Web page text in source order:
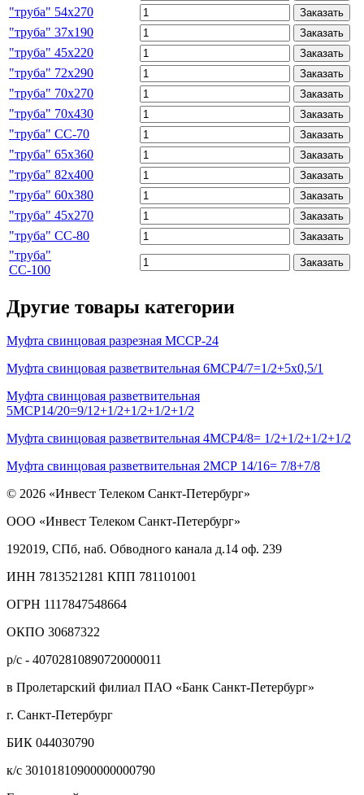
"труба" 54х270 Заказать
"труба" 37х190 Заказать
"труба" 45х220 Заказать
"труба" 72х290 Заказать
"труба" 70х270 Заказать
"труба" 70х430 Заказать
"труба" СС-70 Заказать
"труба" 65х360 Заказать
"труба" 82х400 Заказать
"труба" 60х380 Заказать
"труба" 45х270 Заказать
"труба" СС-80 Заказать
"труба"
СС-100
Заказать
Другие товары категории
Муфта свинцовая разрезная МССР-24
Муфта свинцовая разветвительная 6МСР4/7=1/2+5х0,5/1
Муфта свинцовая разветвительная
5МСР14/20=9/12+1/2+1/2+1/2+1/2
Муфта свинцовая разветвительная 4МСР4/8= 1/2+1/2+1/2+1/2
Муфта свинцовая разветвительная 2МСР 14/16= 7/8+7/8
© 2026 «Инвест Телеком Санкт-Петербург»
ООО «Инвест Телеком Санкт-Петербург»
192019, СПб, наб. Обводного канала д.14 оф. 239
ИНН 7813521281 КПП 781101001
ОГРН 1117847548664
ОКПО 30687322
р/с - 40702810890720000011
в Пролетарский филиал ПАО «Банк Санкт-Петербург»
г. Санкт-Петербург
БИК 044030790
к/с 30101810900000000790